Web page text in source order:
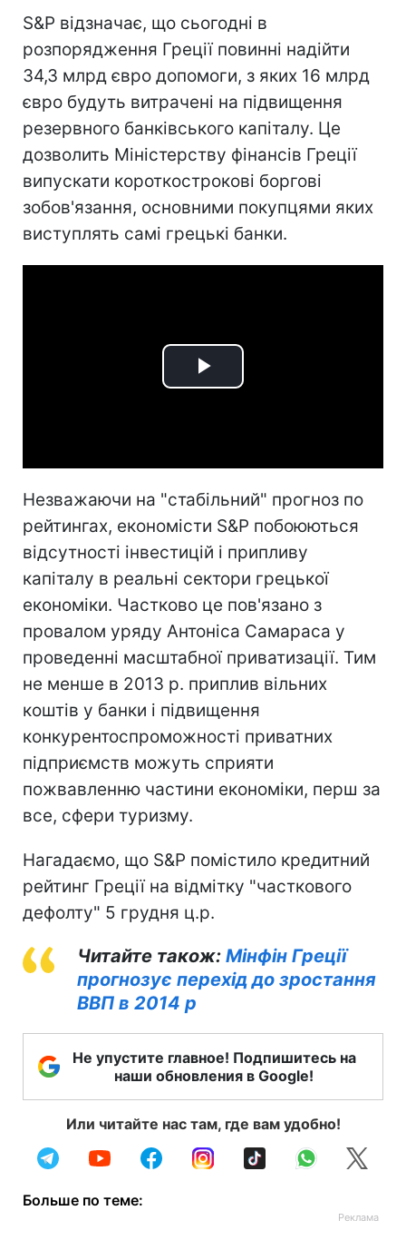
S&P відзначає, що сьогодні в
розпорядження Греції повинні надійти
34,3 млрд євро допомоги, з яких 16 млрд
євро будуть витрачені на підвищення
резервного банківського капіталу. Це
дозволить Міністерству фінансів Греції
випускати короткострокові боргові
зобов'язання, основними покупцями яких
виступлять самі грецькі банки.
Play
Незважаючи на "стабільний" прогноз по
рейтингах, економісти S&P побоюються
відсутності інвестицій і припливу
капіталу в реальні сектори грецької
економіки. Частково це пов'язано з
провалом уряду Антоніса Самараса у
проведенні масштабної приватизації. Тим
не менше в 2013 р. приплив вільних
коштів у банки і підвищення
конкурентоспроможності приватних
підприємств можуть сприяти
пожвавленню частини економіки, перш за
все, сфери туризму.
Нагадаємо, що S&P помістило кредитний
рейтинг Греції на відмітку "часткового
дефолту" 5 грудня ц.р.
Читайте також: Мінфін Греції
прогнозує перехід до зростання
ВВП в 2014 р
Не упустите главное! Подпишитесь на
наши обновления в Google!
Или читайте нас там, где вам удобно!
Больше по теме: